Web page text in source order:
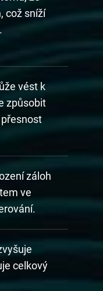
což sníží
vést k
způsobit
záloh
ve
celkový